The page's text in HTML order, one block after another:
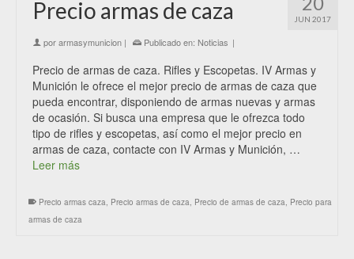
JUN 2017
Precio armas de caza
porarmasymunicion | Publicado en: Noticias |
Precio de armas de caza. Rifles y Escopetas. IV Armas y
Munición le ofrece el mejor precio de armas de caza que
pueda encontrar, disponiendo de armas nuevas y armas
de ocasión. Si busca una empresa que le ofrezca todo
tipo de rifles y escopetas, así como el mejor precio en
armas de caza, contacte con IV Armas y Munición, …
Leer más
Precio armas caza Precio armas de caza Precio de armas de caza Precio para
armas de caza